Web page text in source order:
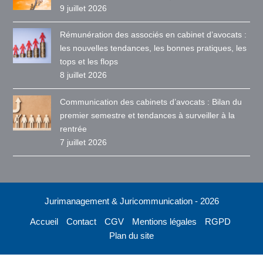
9 juillet 2026
Rémunération des associés en cabinet d’avocats :
les nouvelles tendances, les bonnes pratiques, les
tops et les flops
8 juillet 2026
Communication des cabinets d’avocats : Bilan du
premier semestre et tendances à surveiller à la
rentrée
7 juillet 2026
Jurimanagement & Juricommunication - 2026
Accueil Contact CGV Mentions légales
RGPD
Plan du site